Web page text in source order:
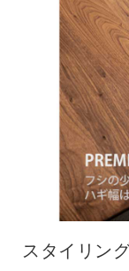
スタイリン